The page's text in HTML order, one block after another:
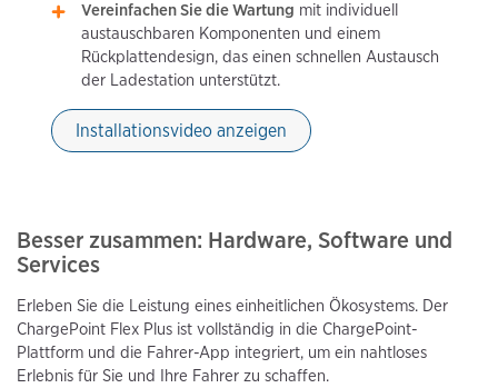
Vereinfachen Sie die Wartung mit individuell
austauschbaren Komponenten und einem
Rückplattendesign, das einen schnellen Austausch
der Ladestation unterstützt.
Installationsvideo anzeigen
Besser zusammen: Hardware, Software und
Services
Erleben Sie die Leistung eines einheitlichen Ökosystems. Der
ChargePoint Flex Plus ist vollständig in die ChargePoint-
Plattform und die Fahrer-App integriert, um ein nahtloses
Erlebnis für Sie und Ihre Fahrer zu schaffen.